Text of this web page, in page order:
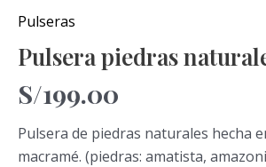
Pulseras
Pulsera piedras
S/199.00
Pulsera de piedras naturales hecha
macramé. (piedras: amatista,